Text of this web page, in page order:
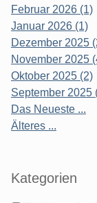
Februar 2026 (1)
Januar 2026 (1)
Dezember 2025
November 2025
Oktober 2025 (2)
September 2025
Das Neueste ...
Älteres ...
Kategorien